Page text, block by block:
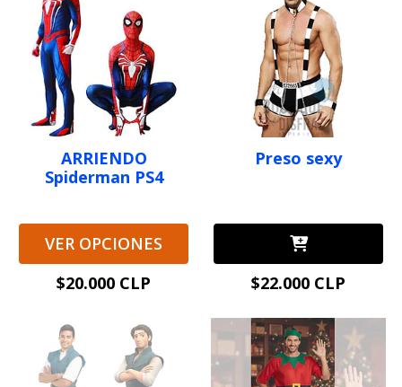
ARRIENDO
Spiderman PS4
VER OPCIONES
$20.000 CLP
Preso sexy
$22.000 CLP